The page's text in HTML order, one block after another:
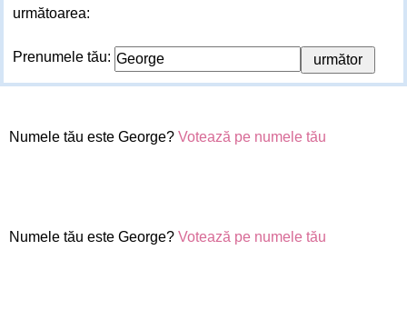
următoarea:
Prenumele tău:
Numele tău este George? Votează pe numele tău
Numele tău este George? Votează pe numele tău